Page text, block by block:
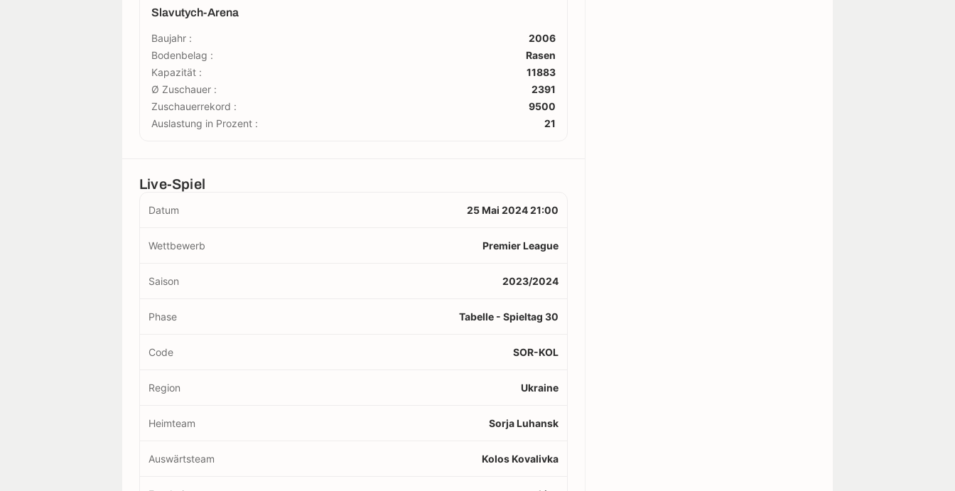
Slavutych-Arena
Baujahr :
2006
Bodenbelag :
Rasen
Kapazität :
11883
Ø Zuschauer :
2391
Zuschauerrekord :
9500
Auslastung in Prozent :
21
Live-Spiel
Datum 25 Mai 2024 21:00
Wettbewerb Premier League
Saison 2023/2024
Phase Tabelle - Spieltag 30
Code SOR-KOL
Region Ukraine
Heimteam Sorja Luhansk
Auswärtsteam Kolos Kovalivka